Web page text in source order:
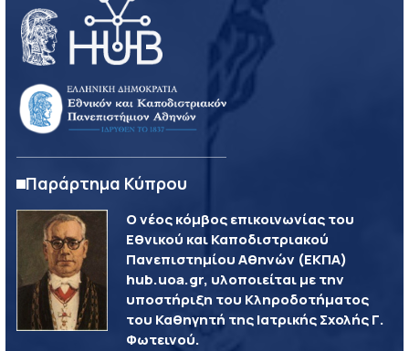
Παράρτημα Κύπρου
Ο νέος κόμβος επικοινωνίας του
Εθνικού και Καποδιστριακού
Πανεπιστημίου Αθηνών (ΕΚΠΑ)
hub.uoa.gr, υλοποιείται με την
υποστήριξη του Κληροδοτήματος
του Καθηγητή της Ιατρικής Σχολής Γ.
Φωτεινού.